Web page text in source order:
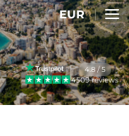
EUR
4.8 / 5
4509 reviews